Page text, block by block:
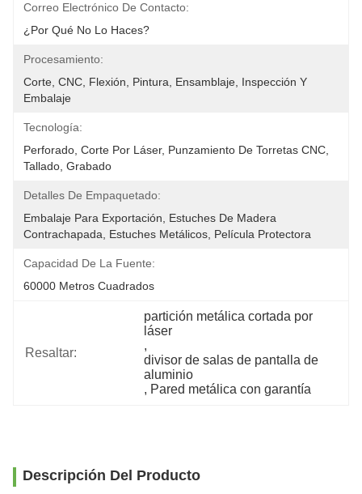
Correo Electrónico De Contacto:
¿Por Qué No Lo Haces?
Procesamiento:
Corte, CNC, Flexión, Pintura, Ensamblaje, Inspección Y
Embalaje
Tecnología:
Perforado, Corte Por Láser, Punzamiento De Torretas CNC,
Tallado, Grabado
Detalles De Empaquetado:
Embalaje Para Exportación, Estuches De Madera
Contrachapada, Estuches Metálicos, Película Protectora
Capacidad De La Fuente:
60000 Metros Cuadrados
Resaltar:
partición metálica cortada por
láser
,
divisor de salas de pantalla de
aluminio
, Pared metálica con garantía
Descripción Del Producto